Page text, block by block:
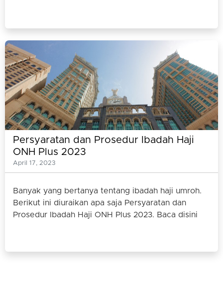
Persyaratan dan Prosedur Ibadah Haji
ONH Plus 2023
April 17, 2023
Banyak yang bertanya tentang ibadah haji umroh.
Berikut ini diuraikan apa saja Persyaratan dan
Prosedur Ibadah Haji ONH Plus 2023. Baca disini